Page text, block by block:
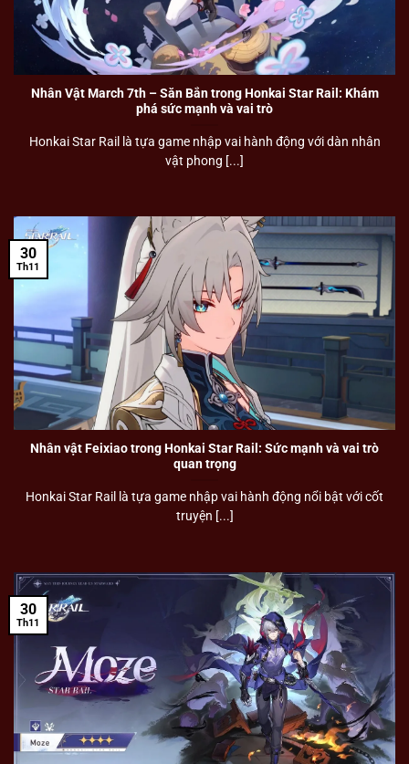
Nhân Vật March 7th – Săn Bắn trong Honkai Star Rail: Khám
phá sức mạnh và vai trò
Honkai Star Rail là tựa game nhập vai hành động với dàn nhân
vật phong [...]
Nhân vật Feixiao trong Honkai Star Rail: Sức mạnh và vai trò
quan trọng
Honkai Star Rail là tựa game nhập vai hành động nổi bật với cốt
truyện [...]
30
Th11
30
Th11